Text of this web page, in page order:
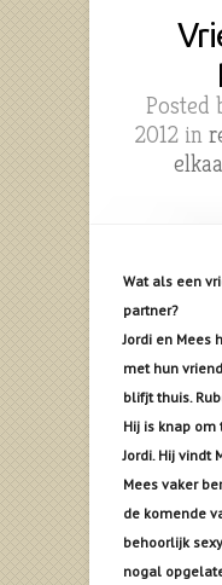
Posted
2012 in
Wat als een
partner?
Jordi en Mees
met hun
blifjt thuis.
Hij is knap om
Jordi. Hij vindt
Mees vaker
de komende
behoorlijk
nogal